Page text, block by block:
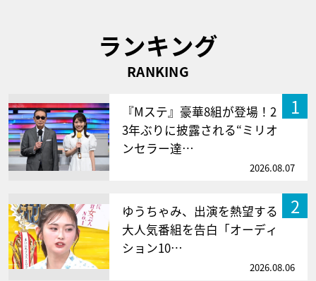
ランキング
RANKING
1
『Mステ』豪華8組が登場！2
3年ぶりに披露される“ミリオ
ンセラー達…
2026.08.07
2
ゆうちゃみ、出演を熱望する
大人気番組を告白「オーディ
ション10…
2026.08.06